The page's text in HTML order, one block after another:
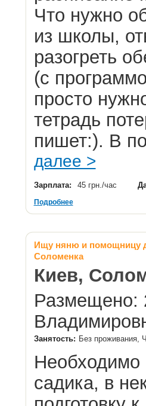
Что нужно
из школы,
разогреть
(с
просто
тетрадь
пишет:). В
далее >
Зарплата: 45 грн./час
Подробнее
Ищу няню и помощницу
Соломенка
Киев,
Размещено:
Занятость: Без проживания,
Необходимо
садика, в